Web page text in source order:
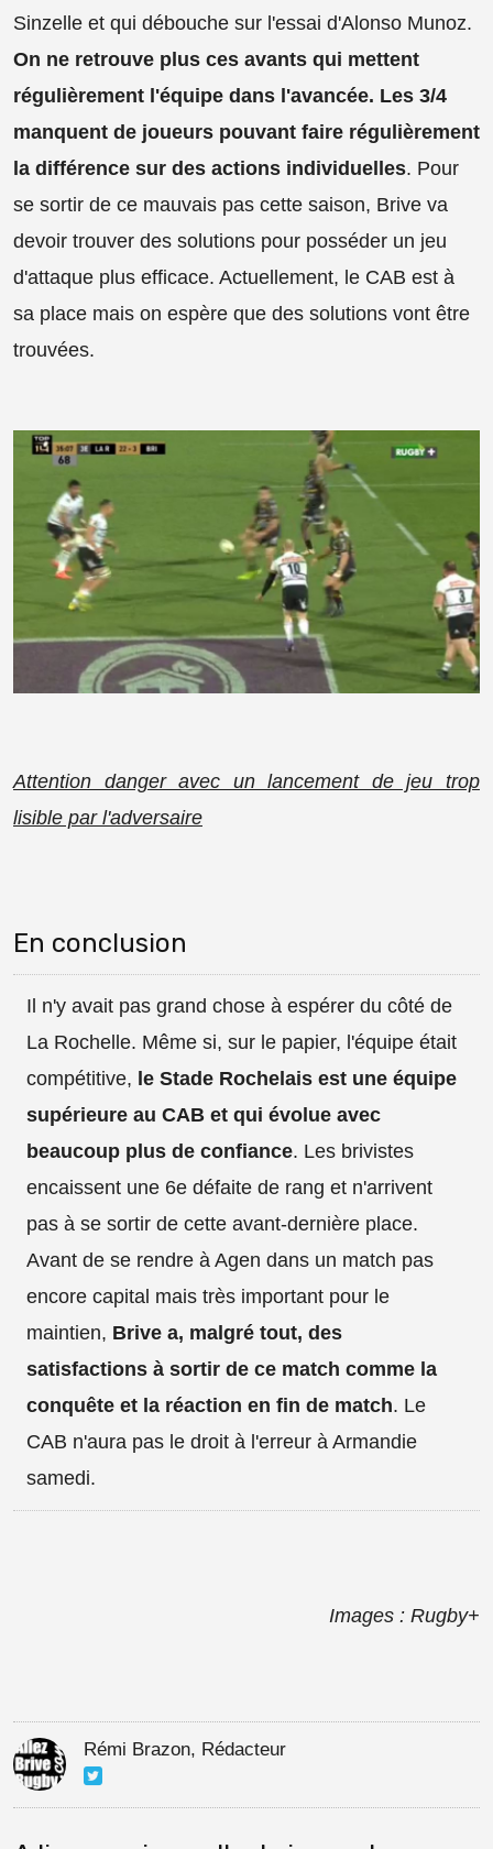
Sinzelle et qui débouche sur l'essai d'Alonso Munoz.
On ne retrouve plus ces avants qui mettent
régulièrement l'équipe dans l'avancée. Les 3/4
manquent de joueurs pouvant faire régulièrement
la différence sur des actions individuelles. Pour
se sortir de ce mauvais pas cette saison, Brive va
devoir trouver des solutions pour posséder un jeu
d'attaque plus efficace. Actuellement, le CAB est à
sa place mais on espère que des solutions vont être
trouvées.
Attention danger avec un lancement de jeu trop
lisible par l'adversaire
En conclusion
Il n'y avait pas grand chose à espérer du côté de
La Rochelle. Même si, sur le papier, l'équipe était
compétitive, le Stade Rochelais est une équipe
supérieure au CAB et qui évolue avec
beaucoup plus de confiance. Les brivistes
encaissent une 6e défaite de rang et n'arrivent
pas à se sortir de cette avant-dernière place.
Avant de se rendre à Agen dans un match pas
encore capital mais très important pour le
maintien, Brive a, malgré tout, des
satisfactions à sortir de ce match comme la
conquête et la réaction en fin de match. Le
CAB n'aura pas le droit à l'erreur à Armandie
samedi.
Images : Rugby+
Rémi Brazon, Rédacteur